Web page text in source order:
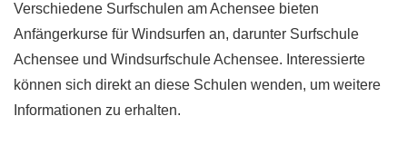
Verschiedene Surfschulen am Achensee bieten
Anfängerkurse für Windsurfen an, darunter Surfschule
Achensee und Windsurfschule Achensee. Interessierte
können sich direkt an diese Schulen wenden, um weitere
Informationen zu erhalten.